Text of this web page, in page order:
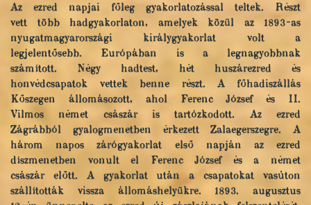
Az ezred napjai főleg gyakorlatozással teltek. Részt
vett több hadgyakorlaton, amelyek közül az 1893-as
nyugatmagyarországi királygyakorlat volt a
legjelentősebb. Európában is a legnagyobbnak
számított. Négy hadtest, hét huszárezred és
honvédcsapatok vettek benne részt. A főhadiszállás
Kőszegen állomásozott, ahol Ferenc József és II.
Vilmos német császár is tartózkodott. Az ezred
Zágrábból gyalogmenetben érkezett Zalaegerszegre. A
három napos zárógyakorlat első napján az ezred
díszmenetben vonult el Ferenc József és a német
császár előtt. A gyakorlat után a csapatokat vasúton
szállították vissza állomáshelyükre. 1893. augusztus